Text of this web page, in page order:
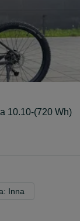
10.10-(720 Wh)
Inna